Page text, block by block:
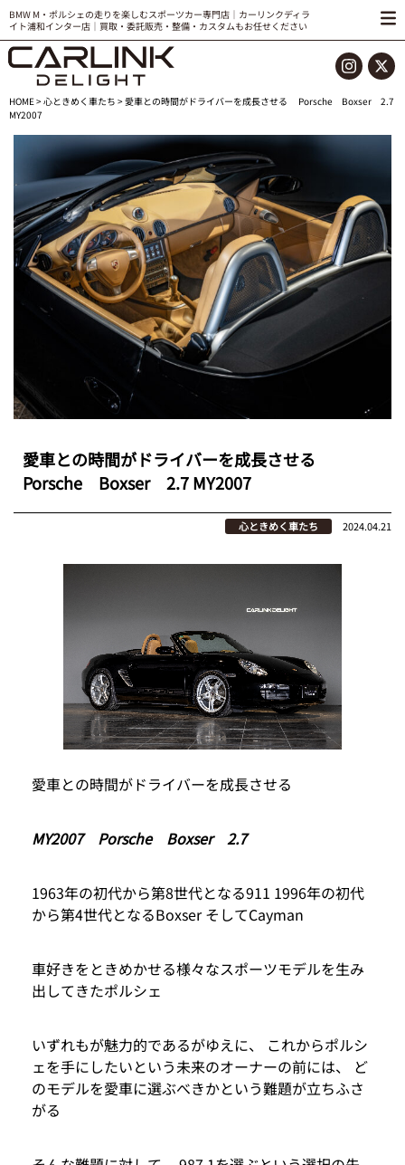
BMW M・ポルシェの走りを楽しむスポーツカー専門店｜カーリンクディラ
イト浦和インター店｜買取・委託販売・整備・カスタムもお任せください
HOME>心ときめく車たち > 愛車との時間がドライバーを成長させる Porsche Boxser 2.7
MY2007
愛車との時間がドライバーを成長させる
Porsche Boxser 2.7 MY2007
心ときめく車たち 2024.04.21
愛車との時間がドライバーを成長させる
MY2007 Porsche Boxser 2.7
1963年の初代から第8世代となる911 1996年の初代
から第4世代となるBoxser そしてCayman
車好きをときめかせる様々なスポーツモデルを生み
出してきたポルシェ
いずれもが魅力的であるがゆえに、 これからポルシ
ェを手にしたいという未来のオーナーの前には、 ど
のモデルを愛車に選ぶべきかという難題が立ちふさ
がる